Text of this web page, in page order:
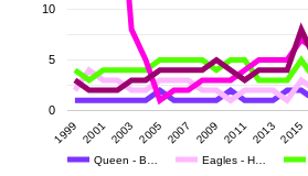
Queen - B… Eagles - H…
1999 2001 2003 2005 2007 2009 2011 2013 2015
0
5
10